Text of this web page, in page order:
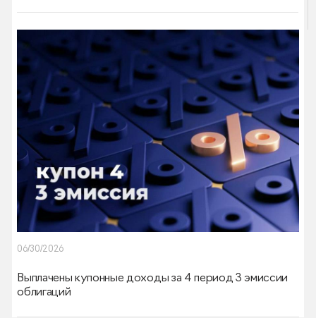
06/30/2026
Выплачены купонные доходы за 4 период 3 эмиссии
облигаций